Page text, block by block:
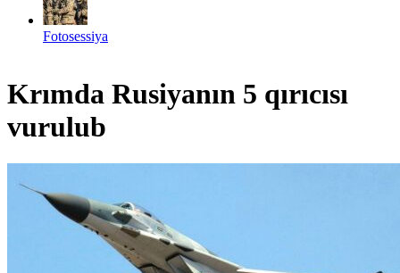
Fotosessiya
Krımda Rusiyanın 5 qırıcısı
vurulub